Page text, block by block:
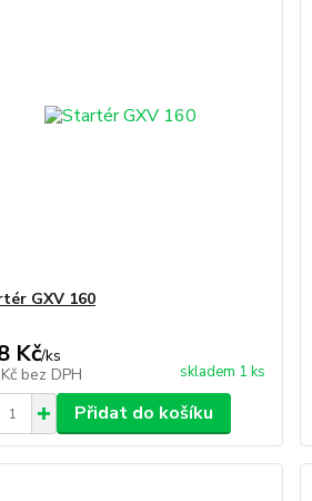
GXV 160
Kč/ks
bez DPH skladem 1 ks
Přidat do košíku